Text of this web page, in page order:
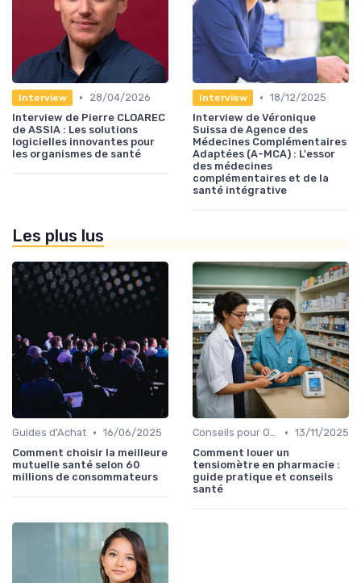
Interview •
28/04/2026
Interview de Pierre CLOAREC
de ASSIA : Les solutions
logicielles innovantes pour
les organismes de santé
Interview • 18/12/2025
Interview de Véronique
Suissa de Agence des
Médecines Complémentaires
Adaptées (A-MCA) : L'essor
des médecines
complémentaires et de la
santé intégrative
Les plus lus
Guides d'Achat • 16/06/2025
Comment choisir la meilleure
mutuelle santé selon 60
millions de consommateurs
Conseils pour Optimiser sa Couverture • 13/11/2025
Comment louer un
tensiomètre en pharmacie :
guide pratique et conseils
santé